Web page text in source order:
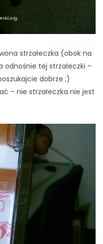
strzałeczka (obok na
tej strzałeczki –
dobrze ;)
– nie strzałeczka nie jest